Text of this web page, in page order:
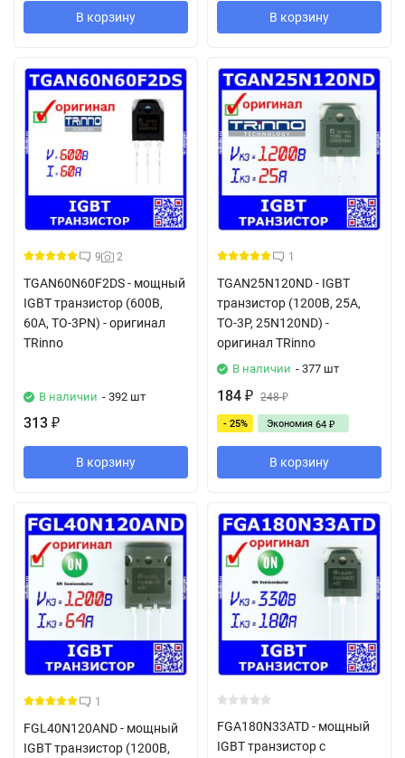
В корзину В корзину
9 2
TGAN60N60F2DS - мощный
IGBT транзистор (600В,
60А, TO-3PN) - оригинал
TRinno
В наличии - 392 шт
313 ₽
В корзину
1
TGAN25N120ND - IGBT
транзистор (1200В, 25А,
TO-3P, 25N120ND) -
оригинал TRinno
В наличии - 377 шт
184 ₽ 248₽
- 25% Экономия 64 ₽
В корзину
1
FGL40N120AND - мощный
IGBT транзистор (1200В,
FGA180N33ATD - мощный
IGBT транзистор с